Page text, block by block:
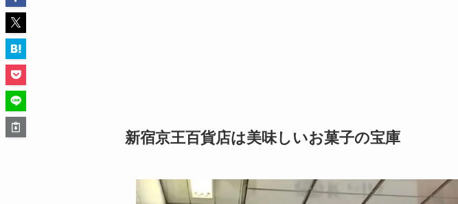
新宿京王百貨店は美味しいお菓子の宝庫